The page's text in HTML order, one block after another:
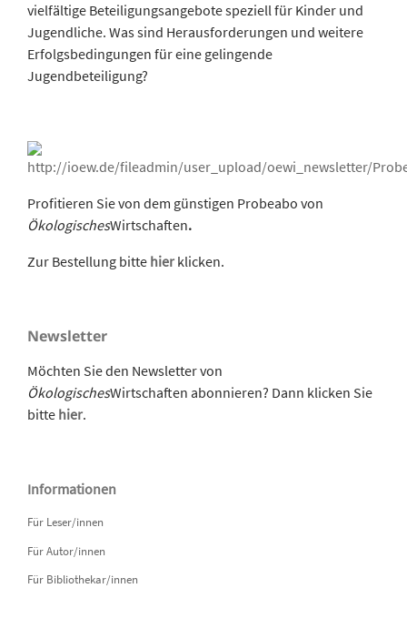
vielfältige Beteiligungsangebote speziell für Kinder und
Jugendliche. Was sind Herausforderungen und weitere
Erfolgsbedingungen für eine gelingende
Jugendbeteiligung?
Profitieren Sie von dem günstigen Probeabo von
ÖkologischesWirtschaften.
Zur Bestellung bitte hier klicken.
Newsletter
Möchten Sie den Newsletter von
ÖkologischesWirtschaften abonnieren? Dann klicken Sie
bitte hier.
Informationen
Für Leser/innen
Für Autor/innen
Für Bibliothekar/innen